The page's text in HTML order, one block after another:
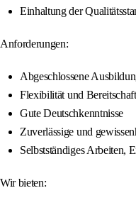
Einhaltung der
Anforderungen:
Abgeschlossene
Flexibilität und
Gute Deutschkenntnisse
Zuverlässige und
Selbstständiges Arbeiten,
Wir bieten: